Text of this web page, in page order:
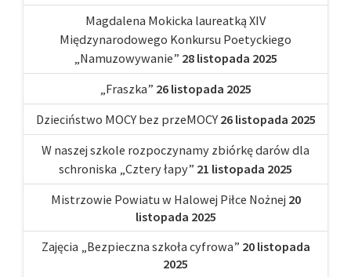
Magdalena Mokicka laureatką XIV
Międzynarodowego Konkursu Poetyckiego
„Namuzowywanie” 28 listopada 2025
„Fraszka” 26 listopada 2025
Dzieciństwo MOCY bez przeMOCY 26 listopada 2025
W naszej szkole rozpoczynamy zbiórkę darów dla
schroniska „Cztery łapy” 21 listopada 2025
Mistrzowie Powiatu w Halowej Piłce Nożnej 20
listopada 2025
Zajęcia „Bezpieczna szkoła cyfrowa” 20 listopada
2025